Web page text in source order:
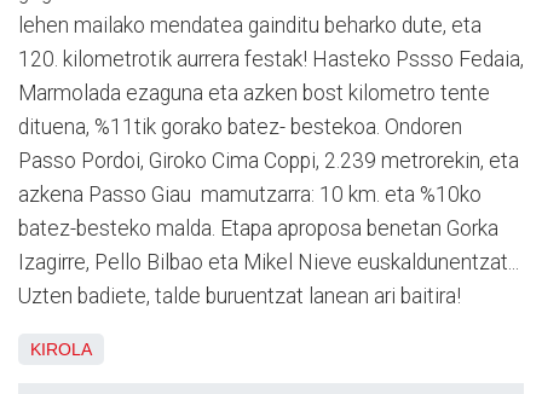
lehen mailako mendatea gainditu beharko dute, eta
120. kilometrotik aurrera festak! Hasteko Pssso Fedaia,
Marmolada ezaguna eta azken bost kilometro tente
dituena, %11tik gorako batez- bestekoa. Ondoren
Passo Pordoi, Giroko Cima Coppi, 2.239 metrorekin, eta
azkena Passo Giau mamutzarra: 10 km. eta %10ko
batez-besteko malda. Etapa aproposa benetan Gorka
Izagirre, Pello Bilbao eta Mikel Nieve euskaldunentzat...
Uzten badiete, talde buruentzat lanean ari baitira!
KIROLA